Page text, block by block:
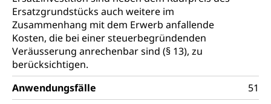
Ersatzgrundstücks auch weitere im
Zusammenhang mit dem Erwerb anfallende
Kosten, die bei einer steuerbegründenden
Veräusserung anrechenbar sind (§ 13), zu
berücksichtigen.
Anwendungsfälle
51